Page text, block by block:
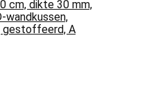
cm, dikte 30 mm,
wandkussen,
gestoffeerd, A